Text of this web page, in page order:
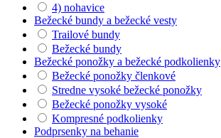
4) nohavice
Bežecké bundy a bežecké vesty
Trailové bundy
Bežecké bundy
Bežecké ponožky a bežecké podkolienky
Bežecké ponožky členkové
Stredne vysoké bežecké ponožky
Bežecké ponožky vysoké
Kompresné podkolienky
Podprsenky na behanie